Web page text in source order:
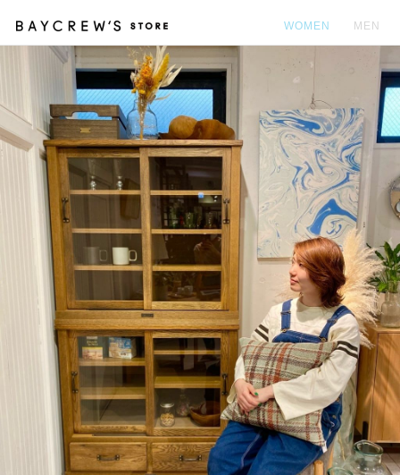
WOMEN MEN